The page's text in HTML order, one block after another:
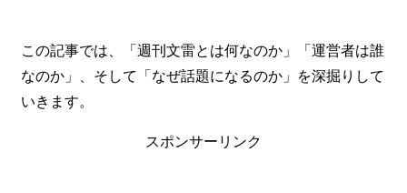
この記事では、「週刊文雷とは何なのか」「運営者は誰
なのか」、そして「なぜ話題になるのか」を深掘りして
いきます。
スポンサーリンク